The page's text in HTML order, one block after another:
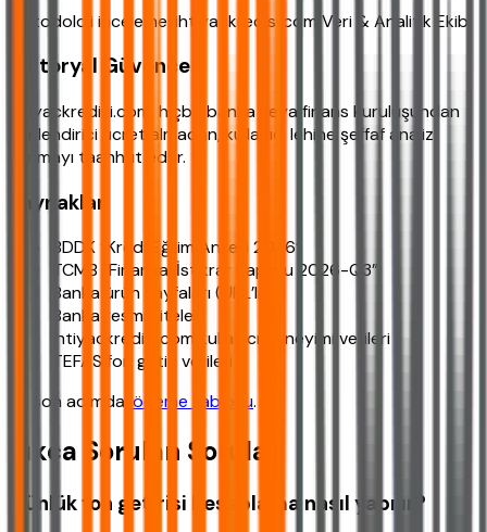
Metodoloji inceleme: ihtiyackredisi.com Veri & Analitik Ekibi
Editoryal Güvence
ihtiyackredisi.com, hiçbir banka veya finans kuruluşundan
yönlendirici ücret almadan, kullanıcı lehine şeffaf analiz
sunmayı taahhüt eder.
Kaynaklar
BDDK “Kredi Eğilim Anketi 2026”
TCMB “Finansal İstikrar Raporu 2026-Q3”
Banka ürün sayfaları (URL’li)
Banka resmi siteleri
ihtiyackredisi.com kullanıcı deneyimi verileri
TEFAS fon getiri verileri
En son adımda, ödeme tablosu.
Sıkça Sorulan Sorular
Günlük fon getirisi hesaplama nasıl yapılır?